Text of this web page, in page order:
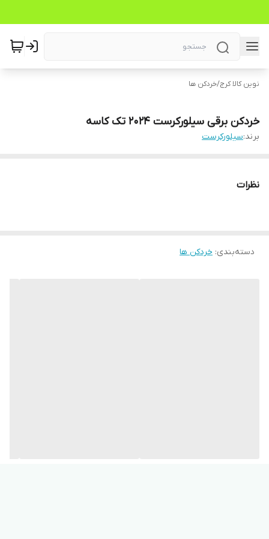
نوین کالا کرج/خردکن ها
خردکن برقی سیلورکرست 2024 تک کاسه
برند:سیلورکرست
نظرات
دسته‌بندی: خردکن ها